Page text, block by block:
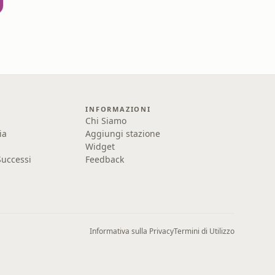
INFORMAZIONI
Chi Siamo
Aggiungi stazione
Widget
Feedback
Informativa sulla PrivacyTermini di Utilizzo